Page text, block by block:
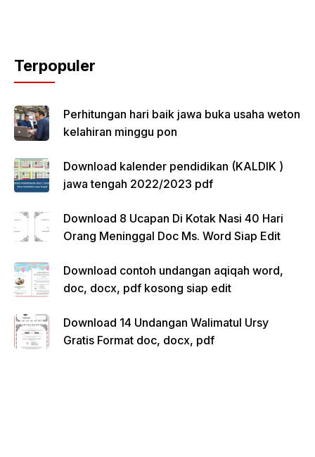
Terpopuler
Perhitungan hari baik jawa buka usaha weton
kelahiran minggu pon
Download kalender pendidikan (KALDIK )
jawa tengah 2022/2023 pdf
Download 8 Ucapan Di Kotak Nasi 40 Hari
Orang Meninggal Doc Ms. Word Siap Edit
Download contoh undangan aqiqah word,
doc, docx, pdf kosong siap edit
Download 14 Undangan Walimatul Ursy
Gratis Format doc, docx, pdf